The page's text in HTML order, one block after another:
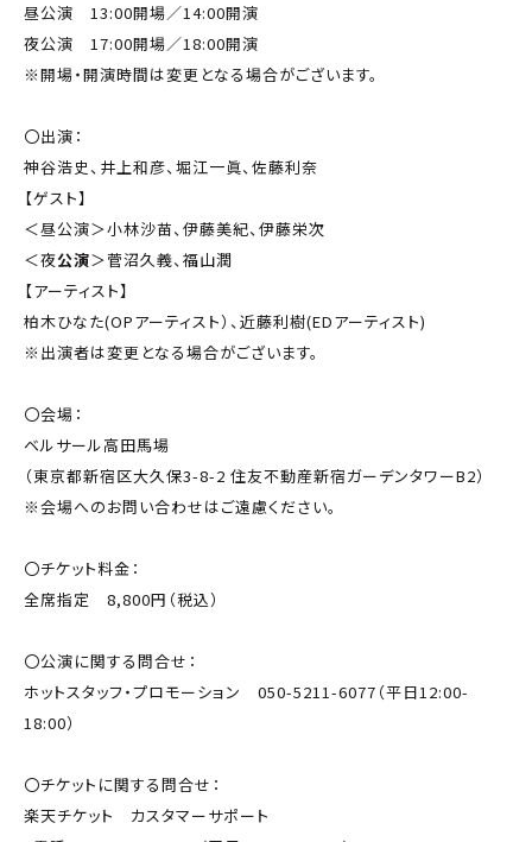
昼公演 13:00開場／14:00開演
夜公演 17:00開場／18:00開演
※開場・開演時間は変更となる場合がございます。
〇出演：
神谷浩史、井上和彦、堀江一眞、佐藤利奈
【ゲスト】
＜昼公演＞小林沙苗、伊藤美紀、伊藤栄次
＜夜公演＞菅沼久義、福山潤
【アーティスト】
柏木ひなた(OPアーティスト）、近藤利樹(EDアーティスト)
※出演者は変更となる場合がございます。
〇会場：
ベルサール高田馬場
（東京都新宿区大久保3-8-2 住友不動産新宿ガーデンタワーB2）
※会場へのお問い合わせはご遠慮ください。
〇チケット料金：
全席指定 8,800円（税込）
〇公演に関する問合せ：
ホットスタッフ・プロモーション 050-5211-6077（平日12:00-
18:00）
〇チケットに関する問合せ：
楽天チケット カスタマーサポート